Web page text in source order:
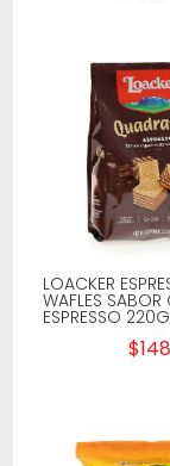
LOACKER
WAFLES SABOR
ESPRESSO
$148